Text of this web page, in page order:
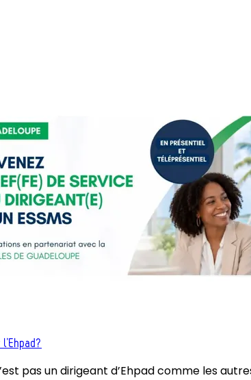
pas un dirigeant d’Ehpad comme les